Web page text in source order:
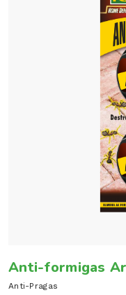
Anti-formigas
Anti-Pragas